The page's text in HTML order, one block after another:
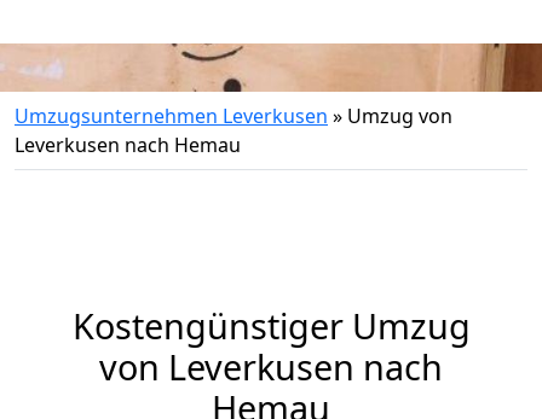
Umzugsunternehmen Leverkusen » Umzug von
Leverkusen nach Hemau
Kostengünstiger Umzug
von Leverkusen nach
Hemau